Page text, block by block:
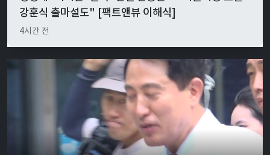
강훈식 출마설도" [팩트앤뷰 이해식]
4시간 전